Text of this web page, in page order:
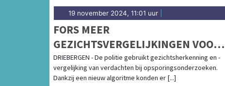
19 november 2024, 11:01 uur
FORS MEER
GEZICHTSVERGELIJKINGEN VOOR
OPSPORING IN 2023
DRIEBERGEN - De politie gebruikt gezichtsherkenning en -
vergelijking van verdachten bij opsporingsonderzoeken.
Dankzij een nieuw algoritme konden er [...]